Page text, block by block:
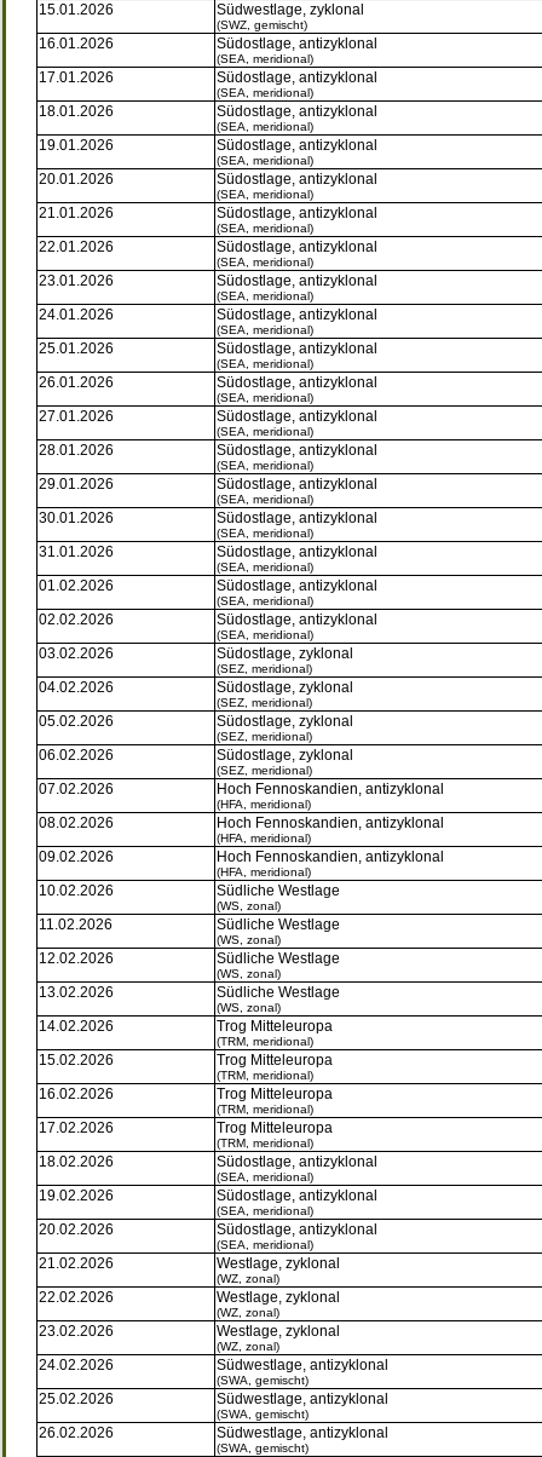
15.01.2026 Südwestlage, zyklonal
(SWZ, gemischt)
16.01.2026 Südostlage, antizyklonal
(SEA, meridional)
17.01.2026 Südostlage, antizyklonal
(SEA, meridional)
18.01.2026 Südostlage, antizyklonal
(SEA, meridional)
19.01.2026 Südostlage, antizyklonal
(SEA, meridional)
20.01.2026 Südostlage, antizyklonal
(SEA, meridional)
21.01.2026 Südostlage, antizyklonal
(SEA, meridional)
22.01.2026 Südostlage, antizyklonal
(SEA, meridional)
23.01.2026 Südostlage, antizyklonal
(SEA, meridional)
24.01.2026 Südostlage, antizyklonal
(SEA, meridional)
25.01.2026 Südostlage, antizyklonal
(SEA, meridional)
26.01.2026 Südostlage, antizyklonal
(SEA, meridional)
27.01.2026 Südostlage, antizyklonal
(SEA, meridional)
28.01.2026 Südostlage, antizyklonal
(SEA, meridional)
29.01.2026 Südostlage, antizyklonal
(SEA, meridional)
30.01.2026 Südostlage, antizyklonal
(SEA, meridional)
31.01.2026 Südostlage, antizyklonal
(SEA, meridional)
01.02.2026 Südostlage, antizyklonal
(SEA, meridional)
02.02.2026 Südostlage, antizyklonal
(SEA, meridional)
03.02.2026 Südostlage, zyklonal
(SEZ, meridional)
04.02.2026 Südostlage, zyklonal
(SEZ, meridional)
05.02.2026 Südostlage, zyklonal
(SEZ, meridional)
06.02.2026 Südostlage, zyklonal
(SEZ, meridional)
07.02.2026 Hoch Fennoskandien, antizyklonal
(HFA, meridional)
08.02.2026 Hoch Fennoskandien, antizyklonal
(HFA, meridional)
09.02.2026 Hoch Fennoskandien, antizyklonal
(HFA, meridional)
10.02.2026 Südliche Westlage
(WS, zonal)
11.02.2026 Südliche Westlage
(WS, zonal)
12.02.2026 Südliche Westlage
(WS, zonal)
13.02.2026 Südliche Westlage
(WS, zonal)
14.02.2026 Trog Mitteleuropa
(TRM, meridional)
15.02.2026 Trog Mitteleuropa
(TRM, meridional)
16.02.2026 Trog Mitteleuropa
(TRM, meridional)
17.02.2026 Trog Mitteleuropa
(TRM, meridional)
18.02.2026 Südostlage, antizyklonal
(SEA, meridional)
19.02.2026 Südostlage, antizyklonal
(SEA, meridional)
20.02.2026 Südostlage, antizyklonal
(SEA, meridional)
21.02.2026 Westlage, zyklonal
(WZ, zonal)
22.02.2026 Westlage, zyklonal
(WZ, zonal)
23.02.2026 Westlage, zyklonal
(WZ, zonal)
24.02.2026 Südwestlage, antizyklonal
(SWA, gemischt)
25.02.2026 Südwestlage, antizyklonal
(SWA, gemischt)
26.02.2026 Südwestlage, antizyklonal
(SWA, gemischt)